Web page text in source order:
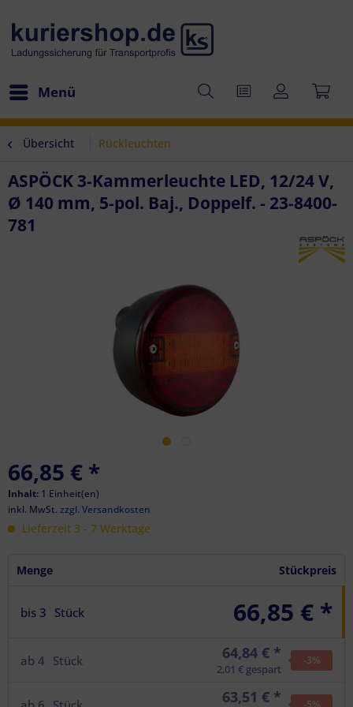
Menü
Übersicht Rückleuchten
ASPÖCK 3-Kammerleuchte LED, 12/24 V,
Ø 140 mm, 5-pol. Baj., Doppelf. - 23-8400-
781
66,85 € *
Inhalt: 1 Einheit(en)
inkl. MwSt. zzgl. Versandkosten
Lieferzeit 3 - 7 Werktage
Menge Stückpreis
bis 3 Stück 66,85 € *
ab 4 Stück 64,84 € *
2,01 € gespart
-3%
63,51 € * -5%